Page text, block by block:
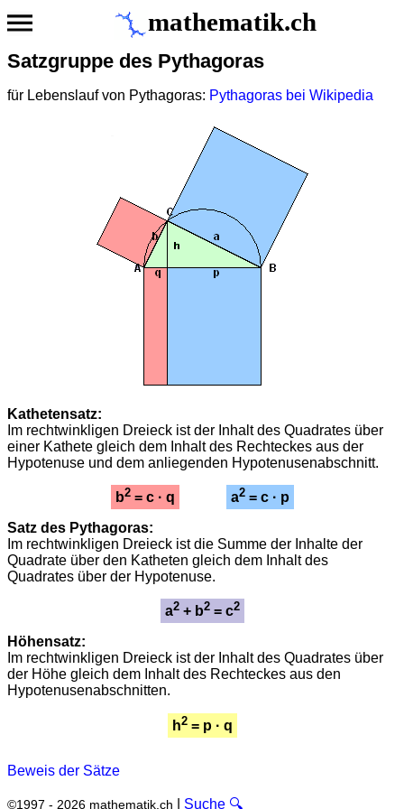
mathematik.ch
Satzgruppe des Pythagoras
für Lebenslauf von Pythagoras: Pythagoras bei Wikipedia
Kathetensatz:
Im rechtwinkligen Dreieck ist der Inhalt des Quadrates über
einer Kathete gleich dem Inhalt des Rechteckes aus der
Hypotenuse und dem anliegenden Hypotenusenabschnitt.
b2= c · q a2= c · p
Satz des Pythagoras:
Im rechtwinkligen Dreieck ist die Summe der Inhalte der
Quadrate über den Katheten gleich dem Inhalt des
Quadrates über der Hypotenuse.
a2+ b2= c2
Höhensatz:
Im rechtwinkligen Dreieck ist der Inhalt des Quadrates über
der Höhe gleich dem Inhalt des Rechteckes aus den
Hypotenusenabschnitten.
h2= p · q
Beweis der Sätze
©1997 - 2026 mathematik.ch Suche 🔍